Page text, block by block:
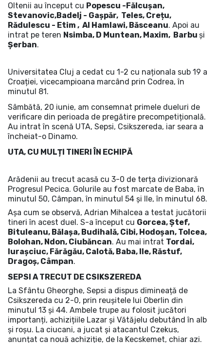
Oltenii au început cu Popescu -Fălcușan,
Stevanovic,Badelj - Gașpăr, Teles, Crețu,
Rădulescu - Etim , Al Hamlawi, Băsceanu. Apoi au
intrat pe teren Nsimba, D Muntean, Maxim, Barbu și
Șerban.
Universitatea Cluj a cedat cu 1-2 cu naționala sub 19 a
Croației, vicecampioana marcând prin Codrea, în
minutul 81.
Sâmbătă, 20 iunie, am consemnat primele dueluri de
verificare din perioada de pregătire precompetițională.
Au intrat în scenă UTA, Sepsi, Csikszereda, iar seara a
încheiat-o Dinamo.
UTA, CU MULȚI TINERI ÎN ECHIPĂ
Arădenii au trecut acasă cu 3-0 de terța divizionară
Progresul Pecica. Golurile au fost marcate de Baba, în
minutul 50, Câmpan, în minutul 54 și Ile, în minutul 68.
Așa cum se observă, Adrian Mihalcea a testat jucătorii
tineri în acest duel. S-a început cu Gorcea, Ștef,
Bituleanu, Bălașa, Budihală, Cibi, Hodoșan, Tolcea,
Bolohan, Ndon, Ciubăncan. Au mai intrat Tordai,
Iurașciuc, Fărăgău, Calotă, Baba, Ile, Răstuf,
Dragoș, Câmpan.
SEPSI A TRECUT DE CSIKSZEREDA
La Sfântu Gheorghe, Sepsi a dispus dimineață de
Csikszereda cu 2-0, prin reușitele lui Oberlin din
minutul 13 și 44. Ambele trupe au folosit jucători
importanți, achizițiile Lazar și Vătăjelu debutând în alb
și roșu. La ciucani, a jucat și atacantul Czekus,
anunțat ca nouă achiziție, de la Kecskemet, chiar azi.